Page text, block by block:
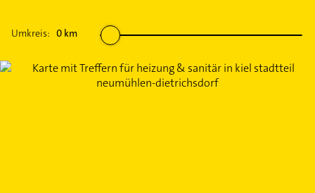
Umkreis: 0 km